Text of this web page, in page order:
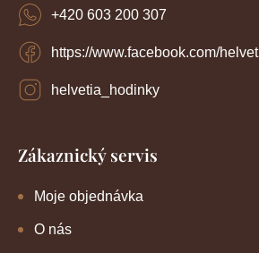
https://www.facebook.com/
helvetia_hodinky
+420 603 200 307
Zákaznický servis
Moje objednávka
O nás